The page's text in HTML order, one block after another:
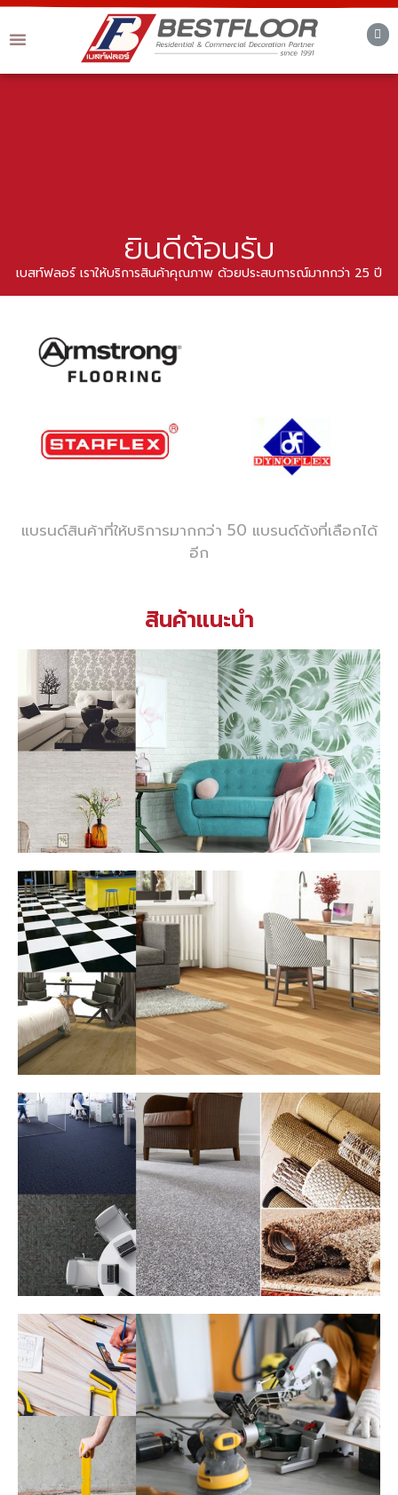
ยินดีต้อนรับ
เบสท์ฟลอร์ เราให้บริการสินค้าคุณภาพ ด้วยประสบการณ์มากกว่า 25 ปี
แบรนด์สินค้าที่ให้บริการมากกว่า 50 แบรนด์ดังที่เลือกได้
อีก
สินค้าแนะนำ